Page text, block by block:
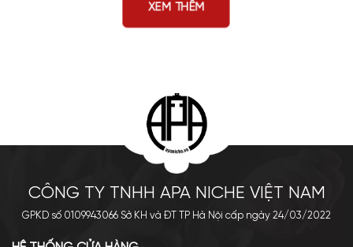
XEM THÊM
CÔNG TY TNHH APA NICHE VIỆT NAM
GPKD số 0109943066 Sở KH và ĐT TP Hà Nội cấp ngày 24/03/2022